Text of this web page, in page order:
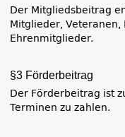
Der Mitgliedsbeitrag
Mitglieder,
Ehrenmitglieder.
§3 Förderbeitrag
Der Förderbeitrag ist
Terminen zu zahlen.